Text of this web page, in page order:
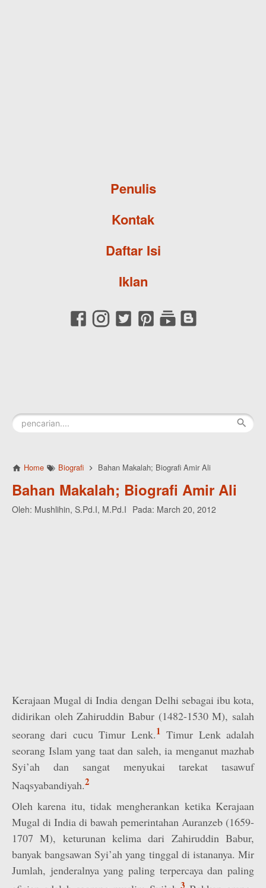
Penulis
Kontak
Daftar Isi
Iklan
Home Biografi Bahan Makalah; Biografi Amir Ali
Bahan Makalah; Biografi Amir Ali
Oleh: Mushlihin, S.Pd.I, M.Pd.I Pada: March 20, 2012
Kerajaan Mugal di India dengan Delhi sebagai ibu kota,
didirikan oleh Zahiruddin Babur (1482-1530 M), salah
seorang dari cucu Timur Lenk.1 Timur Lenk adalah
seorang Islam yang taat dan saleh, ia menganut mazhab
Syi’ah dan sangat menyukai tarekat tasawuf
Naqsyabandiyah.2
Oleh karena itu, tidak mengherankan ketika Kerajaan
Mugal di India di bawah pemerintahan Auranzeb (1659-
1707 M), keturunan kelima dari Zahiruddin Babur,
banyak bangsawan Syi’ah yang tinggal di istananya. Mir
Jumlah, jenderalnya yang paling terpercaya dan paling
3